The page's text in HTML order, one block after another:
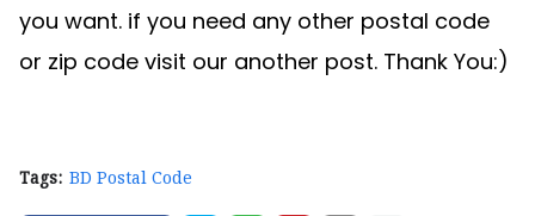
you want. if you need any other postal code
or zip code visit our another post. Thank You:)
Tags: BD Postal Code